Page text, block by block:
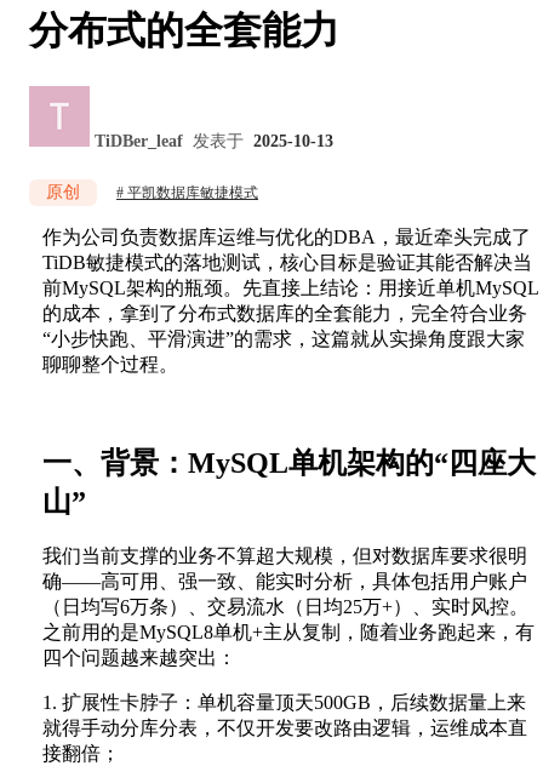
分布式的全套能力
TiDBer_leaf 发表于 2025-10-13
原创 平凯数据库敏捷模式
作为公司负责数据库运维与优化的DBA，最近牵头完成了
TiDB敏捷模式的落地测试，核心目标是验证其能否解决当
前MySQL架构的瓶颈。先直接上结论：用接近单机MySQL
的成本，拿到了分布式数据库的全套能力，完全符合业务
“小步快跑、平滑演进”的需求，这篇就从实操角度跟大家
聊聊整个过程。
一、背景：MySQL单机架构的“四座大
山”
我们当前支撑的业务不算超大规模，但对数据库要求很明
确——高可用、强一致、能实时分析，具体包括用户账户
（日均写6万条）、交易流水（日均25万+）、实时风控。
之前用的是MySQL8单机+主从复制，随着业务跑起来，有
四个问题越来越突出：
1. 扩展性卡脖子：单机容量顶天500GB，后续数据量上来
就得手动分库分表，不仅开发要改路由逻辑，运维成本直
接翻倍；